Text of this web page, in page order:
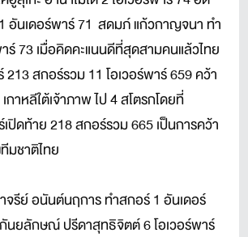
อันเดอร์พาร์ 71 สดมภ์ แก้วกาญจนา ทำ
ร์ 73 เมื่อคิดคะแนนดีที่สุดสามคนแล้วไทย
213 สกอร์รวม 11 โอเวอร์พาร์ 659 คว้า
กาหลีใต้เจ้าภาพ ไป 4 สโตรกโดยที่
ปิดท้าย 218 สกอร์รวม 665 เป็นการคว้า
มชาติไทย
รีย์ อนันต์นฤการ ทำสกอร์ 1 อันเดอร์
ยลักษณ์ ปรีดาสุทธิจิตต์ 6 โอเวอร์พาร์